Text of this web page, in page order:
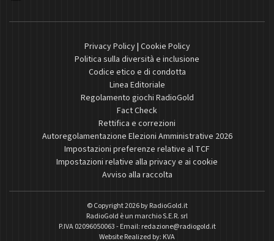
Privacy Policy| Cookie Policy
Politica sulla diversità e inclusione
Codice etico e di condotta
Linea Editoriale
Regolamento giochi RadioGold
Fact Check
Rettifica e correzioni
Autoregolamentazione Elezioni Amministrative 2026
Impostazioni preferenze relative al TCF
Impostazioni relative alla privacy e ai cookie
Avviso alla raccolta
© Copyright 2026 byRadioGold.it
RadioGold è un marchio S.E.R. srl
P.IVA 02096050063 - Email: redazione@radiogold.it
Website Realized by: KVA